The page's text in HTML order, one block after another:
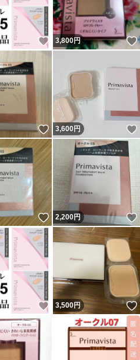
いいね！
3,800円
いいね！
3,600円
いいね！
2,200円
いいね！
3,500円